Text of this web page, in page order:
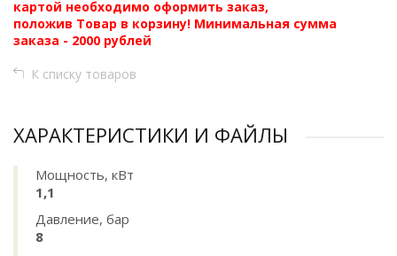
картой необходимо оформить заказ,
положив Товар в корзину! Минимальная сумма
заказа - 2000 рублей
К списку товаров
ХАРАКТЕРИСТИКИ И ФАЙЛЫ
Мощность, кВт
1,1
Давление, бар
8